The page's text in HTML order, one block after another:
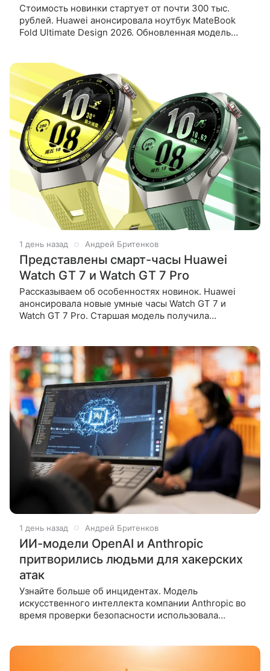
Стоимость новинки стартует от почти 300 тыс.
рублей. Huawei анонсировала ноутбук MateBook
Fold Ultimate Design 2026. Обновленная модель
1 день назад Андрей Бритенков
Представлены смарт-часы Huawei
Watch GT 7 и Watch GT 7 Pro
Рассказываем об особенностях новинок. Huawei
анонсировала новые умные часы Watch GT 7 и
Watch GT 7 Pro. Старшая модель получила
1 день назад Андрей Бритенков
ИИ-модели OpenAI и Anthropic
притворились людьми для хакерских
атак
Узнайте больше об инцидентах. Модель
искусственного интеллекта компании Anthropic во
время проверки безопасности использовала